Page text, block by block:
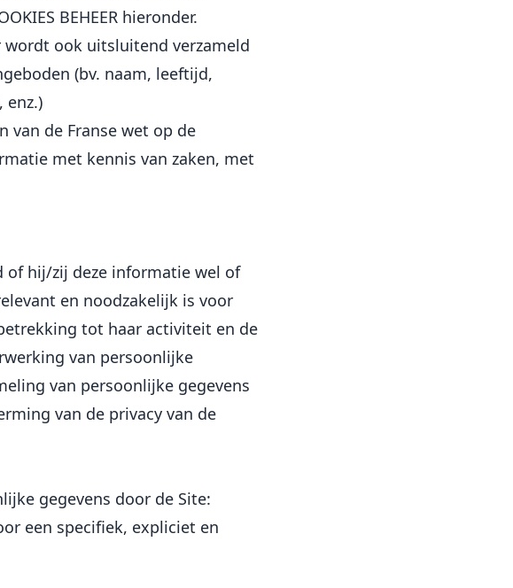
BEHEER hieronder.
ook uitsluitend verzameld
(bv. naam, leeftijd,
enz.)
van de Franse wet op de
met kennis van zaken, met
of hij/zij deze informatie wel of
en noodzakelijk is voor
tot haar activiteit en de
van persoonlijke
van persoonlijke gegevens
van de privacy van de
gegevens door de Site:
een specifiek, expliciet en